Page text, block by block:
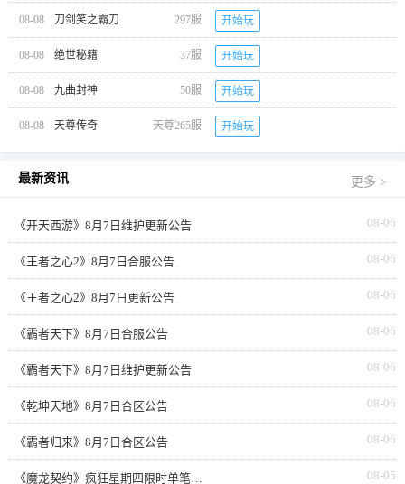
08-08 刀剑笑之霸刀 297服 开始玩
08-08 绝世秘籍 37服 开始玩
08-08 九曲封神 50服 开始玩
08-08 天尊传奇 天尊265服 开始玩
最新资讯 更多 >
08-06
《开天西游》8月7日维护更新公告
08-06
《王者之心2》8月7日合服公告
08-06
《王者之心2》8月7日更新公告
08-06
《霸者天下》8月7日合服公告
08-06
《霸者天下》8月7日维护更新公告
08-06
《乾坤天地》8月7日合区公告
08-06
《霸者归来》8月7日合区公告
08-05